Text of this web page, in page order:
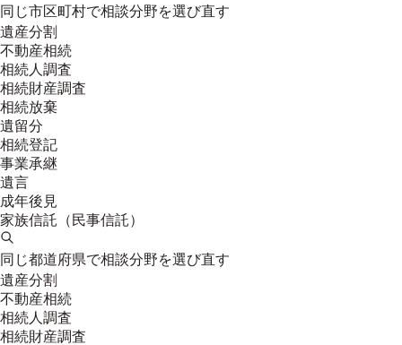
同じ市区町村で相談分野を選び直す
遺産分割
不動産相続
相続人調査
相続財産調査
相続放棄
遺留分
相続登記
事業承継
遺言
成年後見
家族信託（民事信託）
同じ都道府県で相談分野を選び直す
遺産分割
不動産相続
相続人調査
相続財産調査